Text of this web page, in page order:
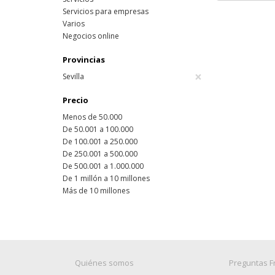
Servicios para empresas
Varios
Negocios online
Provincias
Sevilla ×
Precio
Menos de 50.000
De 50.001 a 100.000
De 100.001 a 250.000
De 250.001 a 500.000
De 500.001 a 1.000.000
De 1 millón a 10 millones
Más de 10 millones
Quiénes somos Preguntas